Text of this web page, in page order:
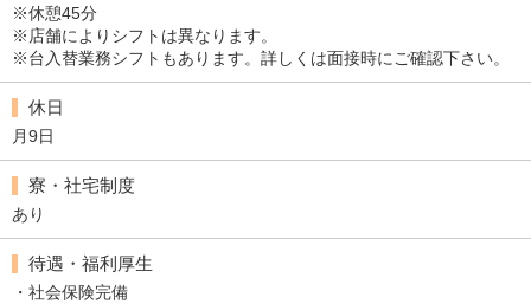
※休憩45分
※店舗によりシフトは異なります。
※台入替業務シフトもあります。詳しくは面接時にご確認下さい。
休日
月9日
寮・社宅制度
あり
待遇・福利厚生
・社会保険完備